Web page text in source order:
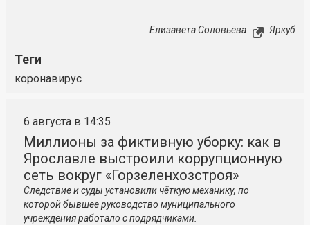
Елизавета Соловьёва Яркуб
Теги
коронавирус
6 августа в 14:35
Миллионы за фиктивную уборку: как в
Ярославле выстроили коррупционную
сеть вокруг «Горзеленхозстроя»
Следствие и суды установили чёткую механику, по
которой бывшее руководство муниципального
учреждения работало с подрядчиками.